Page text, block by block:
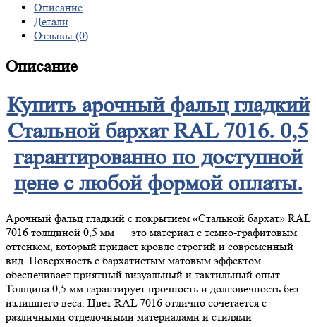
Описание
Детали
Отзывы (0)
Описание
Купить арочный фальц гладкий
Стальной бархат RAL 7016. 0,5
гарантированно по доступной
цене с любой формой оплаты.
Арочный фальц гладкий с покрытием «Стальной бархат» RAL
7016 толщиной 0,5 мм — это материал с темно-графитовым
оттенком, который придает кровле строгий и современный
вид. Поверхность с бархатистым матовым эффектом
обеспечивает приятный визуальный и тактильный опыт.
Толщина 0,5 мм гарантирует прочность и долговечность без
излишнего веса. Цвет RAL 7016 отлично сочетается с
различными отделочными материалами и стилями